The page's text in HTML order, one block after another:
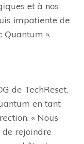
et à nos
impatiente de
Quantum ».
de TechReset,
en tant
« Nous
de rejoindre